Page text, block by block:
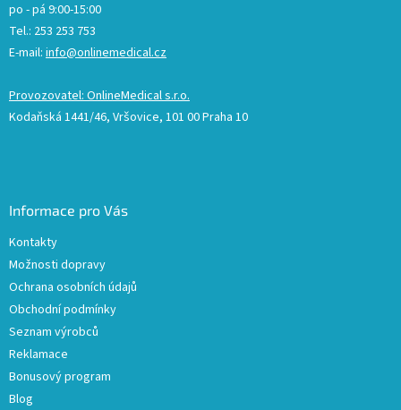
po - pá 9:00-15:00
Tel.: 253 253 753
E-mail: info@onlinemedical.cz
Provozovatel: OnlineMedical s.r.o.
Kodaňská 1441/46, Vršovice, 101 00 Praha 10
Informace pro Vás
Kontakty
Možnosti dopravy
Ochrana osobních údajů
Obchodní podmínky
Seznam výrobců
Reklamace
Bonusový program
Blog